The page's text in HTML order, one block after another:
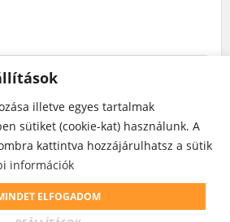
közösségi
ebből származó esetleges károkért a futónaptár
vállal.
futóversenyek - 2024 | Terepfutás, ultra futás,
illetve egyes tartalmak
sütiket (cookie-kat) használunk. A
kattintva hozzájárulhatsz a sütik
információk
ELFOGADOM